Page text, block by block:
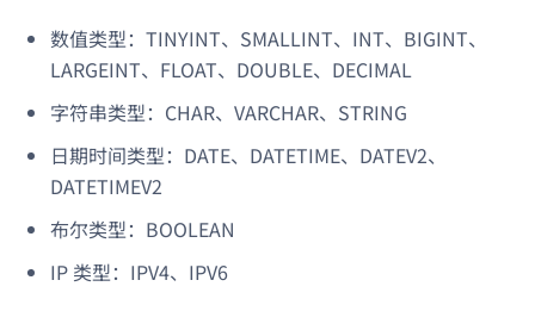
数值类型：TINYINT、SMALLINT、INT、BIGINT、
LARGEINT、FLOAT、DOUBLE、DECIMAL
字符串类型：CHAR、VARCHAR、STRING
日期时间类型：DATE、DATETIME、DATEV2、
DATETIMEV2
布尔类型：BOOLEAN
IP 类型：IPV4、IPV6